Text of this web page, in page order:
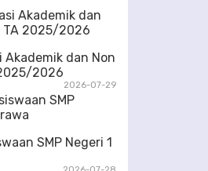
Akademik dan Non
2026
2026-07-29
SMP Negeri 1